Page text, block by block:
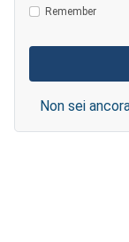
Remember
Non sei